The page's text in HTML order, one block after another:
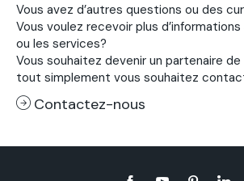
Vous avez d’autres questions ou des
Vous voulez recevoir plus
ou les services?
Vous souhaitez devenir un partenaire de
tout simplement vous souhaitez
Contactez-nous